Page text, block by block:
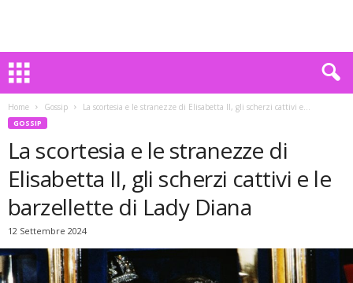
Home Gossip La scortesia e le stranezze di Elisabetta II, gli scherzi cattivi e...
GOSSIP
La scortesia e le stranezze di
Elisabetta II, gli scherzi cattivi e le
barzellette di Lady Diana
12 Settembre 2024